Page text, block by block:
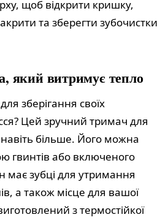
щоб відкрити кришку,
та зберегти зубочистки
який витримує тепло
зберігання своїх
Цей зручний тримач для
більше. Його можна
гвинтів або включеного
має зубці для утримання
а також місце для вашої
з термостійкої